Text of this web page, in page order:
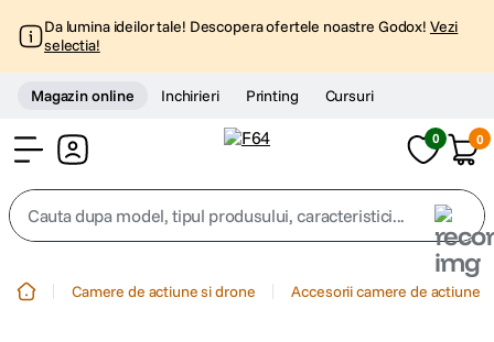
Da lumina ideilor tale! Descopera ofertele noastre Godox! Vezi
selectia!
Magazin online Inchirieri Printing Cursuri
0 0
Cauta dupa model, tipul produsului, caracteristici...
Camere de actiune si drone Accesorii camere de actiune